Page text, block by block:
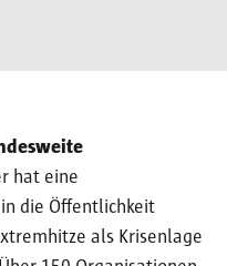
hat eine
die Öffentlichkeit
als Krisenlage